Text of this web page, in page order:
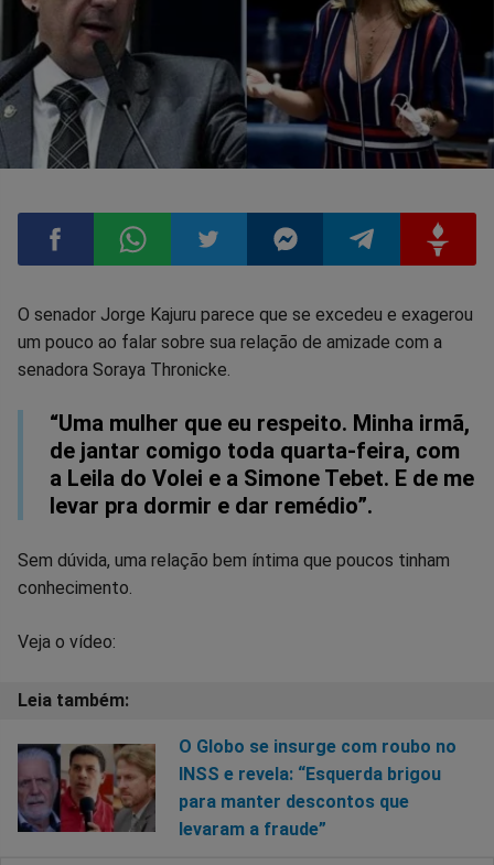
Compartilhar
no
Facebook
Compartilhar
no
Whatsapp
Compartilhar
no
Twitter
Compartilhar
Messenger
Compartilhar
TelegramGettr
O senador Jorge Kajuru parece que se excedeu e exagerou
um pouco ao falar sobre sua relação de amizade com a
senadora Soraya Thronicke.
“Uma mulher que eu respeito. Minha irmã,
de jantar comigo toda quarta-feira, com
a Leila do Volei e a Simone Tebet. E de me
levar pra dormir e dar remédio”.
Sem dúvida, uma relação bem íntima que poucos tinham
conhecimento.
Veja o vídeo:
O Globo se insurge com roubo no
INSS e revela: “Esquerda brigou
para manter descontos que
levaram a fraude”